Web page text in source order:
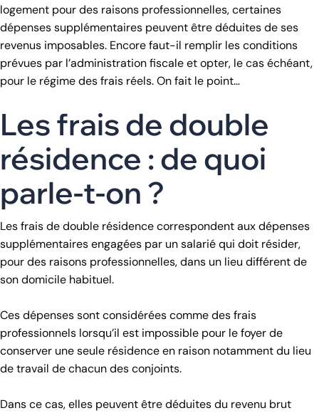
logement pour des raisons professionnelles, certaines
dépenses supplémentaires peuvent être déduites de ses
revenus imposables. Encore faut-il remplir les conditions
prévues par l’administration fiscale et opter, le cas échéant,
pour le régime des frais réels. On fait le point…
Les frais de double
résidence : de quoi
parle-t-on ?
Les frais de double résidence correspondent aux dépenses
supplémentaires engagées par un salarié qui doit résider,
pour des raisons professionnelles, dans un lieu différent de
son domicile habituel.
Ces dépenses sont considérées comme des frais
professionnels lorsqu’il est impossible pour le foyer de
conserver une seule résidence en raison notamment du lieu
de travail de chacun des conjoints.
Dans ce cas, elles peuvent être déduites du revenu brut